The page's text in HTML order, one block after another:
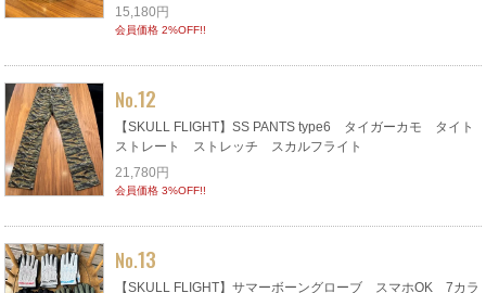
15,180円
会員価格 2%OFF!!
No.12
【SKULL FLIGHT】SS PANTS type6 タイガーカモ タイト
ストレート ストレッチ スカルフライト
21,780円
会員価格 3%OFF!!
No.13
【SKULL FLIGHT】サマーボーングローブ スマホOK 7カラ